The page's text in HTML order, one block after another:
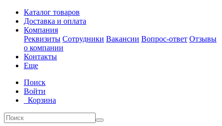
Каталог товаров
Доставка и оплата
Компания
Реквизиты Сотрудники Вакансии Вопрос-ответ Отзывы
о компании
Контакты
Еще
Поиск
Войти
Корзина